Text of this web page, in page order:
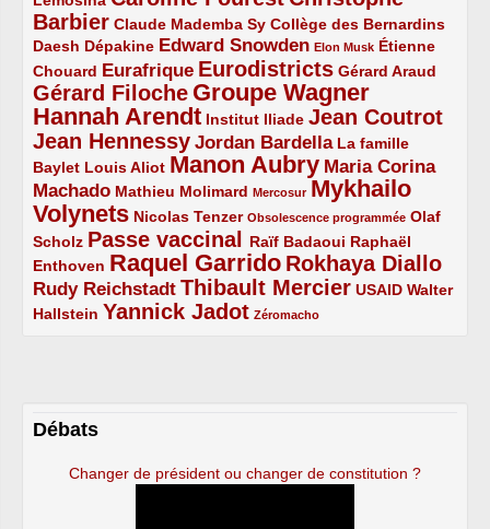
Barbier
4/5 Claude Mademba Sy
2/5 Collège des Bernardins
2/5
Daesh
2/5 Dépakine
2/5 Edward Snowden
3/5 Elon Musk
1/5
Étienne
Chouard
2/5 Eurafrique
3/5 Eurodistricts
4/5 Gérard Araud
2/5
Gérard Filoche
4/5 Groupe Wagner
5/5
Hannah Arendt
5/5 Institut Iliade
2/5 Jean Coutrot
4/5
Jean Hennessy
4/5 Jordan Bardella
3/5
La famille
Baylet
2/5 Louis Aliot
2/5 Manon Aubry
5/5
Maria Corina
Machado
3/5 Mathieu Molimard
2/5 Mercosur
1/5
Mykhailo
Volynets
5/5 Nicolas Tenzer
2/5 Obsolescence programmée
1/5
Olaf
Scholz
2/5 Passe vaccinal
4/5 Raïf Badaoui
2/5
Raphaël
Enthoven
2/5 Raquel Garrido
5/5 Rokhaya Diallo
4/5
Rudy Reichstadt
3/5 Thibault Mercier
4/5 USAID
2/5
Walter
Hallstein
2/5 Yannick Jadot
4/5 Zéromacho
1/5
Débats
Changer de président ou changer de constitution ?